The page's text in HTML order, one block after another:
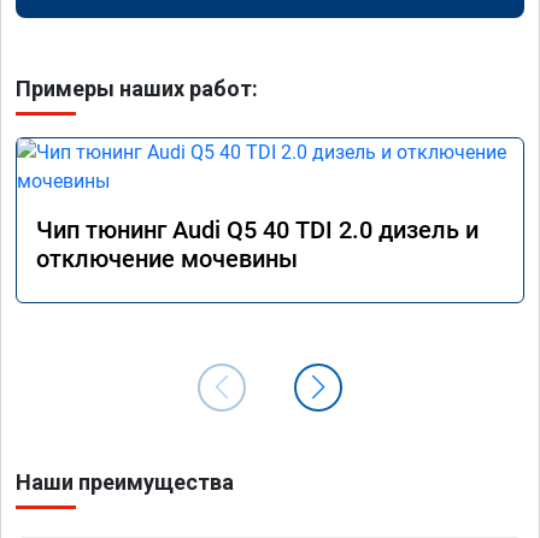
Примеры наших работ:
Чип тюнинг Audi Q5 40 TDI 2.0 дизель и
отключение мочевины
Наши преимущества